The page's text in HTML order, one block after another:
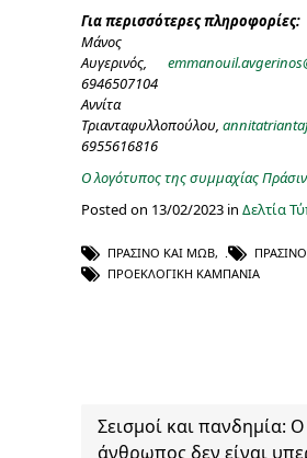
Για περισσότερες πληροφορίες:
Μάνος
Αυγερινός,
6946507104
Αννίτα
Τριανταφυλλοπούλου,
6955616816
Ο λογότυπος της συμμαχίας
Posted on 13/02/2023 in Δελτία
ΠΡΑΣΙΝΟ ΚΑΙ ΜΩΒ,
ΠΡΟΕΚΛΟΓΙΚΉ ΚΑΜΠΆΝΙΑ
Σεισμοί και πανδημία: Ο
άνθρωπος δεν είναι